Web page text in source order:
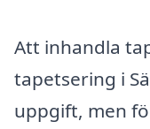
Att inhandla
tapetsering i
uppgift, men